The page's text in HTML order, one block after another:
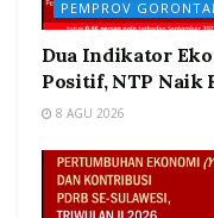
PEMPROV
Dua Indikator
Positif, NTP Naik
8 AGU 2026